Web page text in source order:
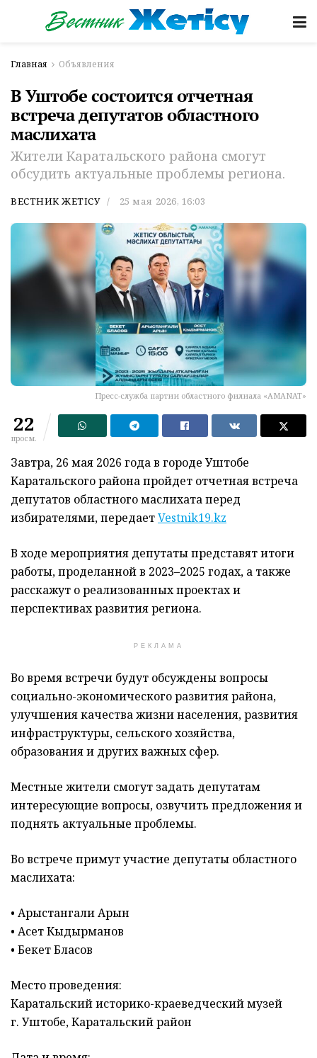
Главная Объявления
В Уштобе состоится отчетная
встреча депутатов областного
маслихата
Жители Каратальского района смогут
обсудить актуальные проблемы региона.
ВЕСТНИК ЖЕТІСУ 25 мая 2026, 16:03
Пресс-служба партии областного филиала «AMANAT»
22
просм.
Завтра, 26 мая 2026 года в городе Уштобе
Каратальского района пройдет отчетная встреча
депутатов областного маслихата перед
избирателями, передаетVestnik19.kz
В ходе мероприятия депутаты представят итоги
работы, проделанной в 2023–2025 годах, а также
расскажут о реализованных проектах и
перспективах развития региона.
РЕКЛАМА
Во время встречи будут обсуждены вопросы
социально-экономического развития района,
улучшения качества жизни населения, развития
инфраструктуры, сельского хозяйства,
образования и других важных сфер.
Местные жители смогут задать депутатам
интересующие вопросы, озвучить предложения и
поднять актуальные проблемы.
Во встрече примут участие депутаты областного
маслихата:
• Арыстангали Арын
• Асет Кыдырманов
• Бекет Бласов
Место проведения:
Каратальский историко-краеведческий музей
г. Уштобе, Каратальский район